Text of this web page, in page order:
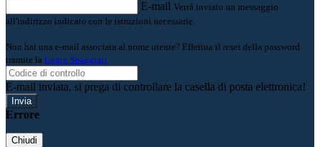
E-mail Verrà inviato un messaggio
all'indirizzo indicato con le istruzioni necessarie.
Non hai una e-mail associata al nome utente? Effettua il reset della password
tramite la Login Spaggiari
E-mail inviata, si prega di controllare la casella di posta elettronica!
Errore
Chiudi